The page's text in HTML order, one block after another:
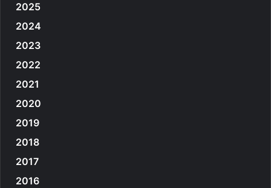
2025
2024
2023
2022
2021
2020
2019
2018
2017
2016